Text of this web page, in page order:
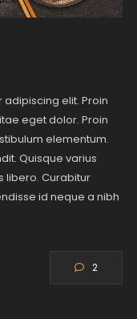
elit. Proin
eget dolor. Proin
elementum.
Quisque varius
libero. Curabitur
id neque a nibh
2